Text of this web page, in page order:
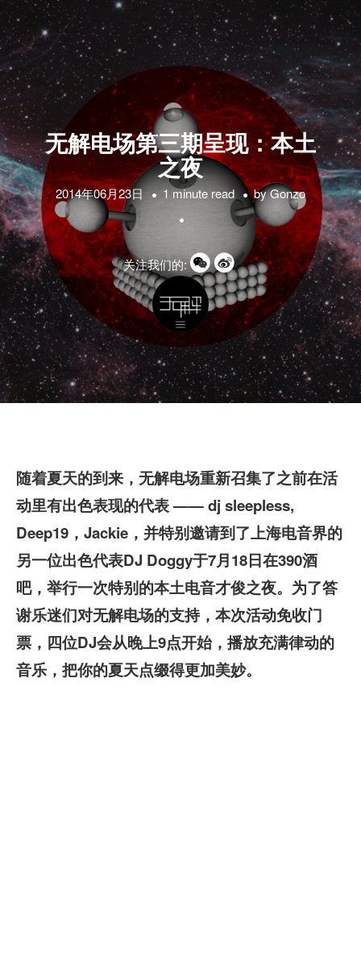
无解电场第三期呈现：本土
之夜
2014年06月23日 1 minute read byGonzo
关注我们的:
随着夏天的到来，无解电场重新召集了之前在活
动里有出色表现的代表—— dj sleepless,
Deep19 ，Jackie ，并特别邀请到了上海电音界的
另一位出色代表DJ Doggy于7月18日在390酒
吧，举行一次特别的本土电音才俊之夜。为了答
谢乐迷们对无解电场的支持，本次活动免收门
票，四位DJ会从晚上9点开始，播放充满律动的
音乐，把你的夏天点缀得更加美妙。